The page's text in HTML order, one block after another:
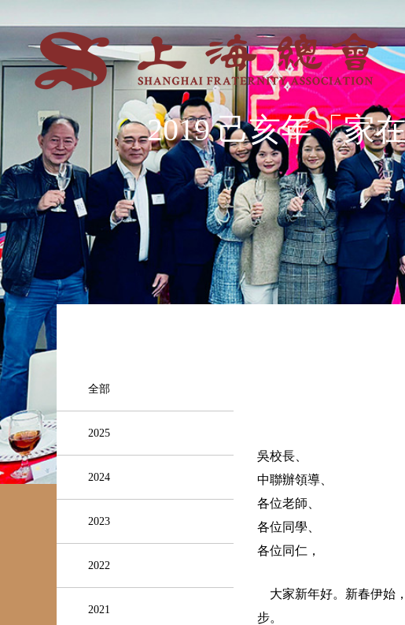
2019 己亥年「家
全部
2025
2024
2023
2022
2021
吳校長、
中聯辦領導、
各位老師、
各位同學、
各位同仁，
大家新年好。新春伊始
步。